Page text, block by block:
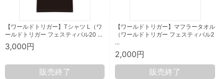
【ワールドトリガー】Tシャツ L（ワ
ールドトリガー フェスティバル20 …
3,000円
販売終了
【ワールドトリガー】マフラータオル
（ワールドトリガー フェスティバル2
…
2,000円
販売終了